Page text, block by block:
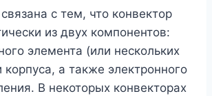
с тем, что конвектор
из двух компонентов:
элемента (или нескольких
корпуса, а также электронного
В некоторых конвекторах